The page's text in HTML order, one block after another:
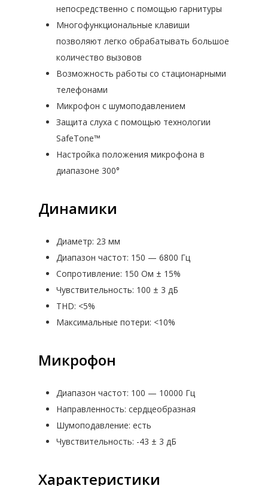
непосредственно с помощью гарнитуры
Многофункциональные клавиши
позволяют легко обрабатывать большое
количество вызовов
Возможность работы со стационарными
телефонами
Микрофон с шумоподавлением
Защита слуха с помощью технологии
SafeTone™
Настройка положения микрофона в
диапазоне 300°
Динамики
Диаметр: 23 мм
Диапазон частот: 150 — 6800 Гц
Сопротивление: 150 Ом ± 15%
Чувствительность: 100 ± 3 дБ
THD: <5%
Максимальные потери: <10%
Микрофон
Диапазон частот: 100 — 10000 Гц
Направленность: сердцеобразная
Шумоподавление: есть
Чувствительность: -43 ± 3 дБ
Характеристики
НОУТБУКИ INSPIRON
МОБИЛЬНЫЕ РАБОЧИЕ
СЕРВЕРЫ
СЕРВЕРЫ В КОРПУСЕ
МОДУЛЬНАЯ
СИСТЕМЫ ХРАНЕНИЯ
ДИСКОВЫЕ МАССИВЫ
IP-ТЕЛЕФОНЫ
1C БИТРИКС —
СИСТЕМА УПРАВЛЕНИЯ
BPM’ONLINESALES — CRM-
УПРАВЛЕНИЯ ПРОДАЖАМИ
ТИПОВ
БЕЗОПАСНОСТИ И РАЗВИТИЯ
ФИНАНСОВЫХ ДАННЫХ
ОТЗЫВЫ
ЖИЗНЬ КОМПАНИИ
КОНТАКТЫ